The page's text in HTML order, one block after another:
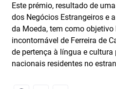
Este prémio, resultado de
dos Negócios Estrangeiros e
da Moeda, tem como
incontornável de Ferreira de
de pertença à língua e
nacionais residentes no